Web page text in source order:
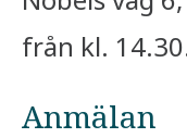
från kl.
Anmälan